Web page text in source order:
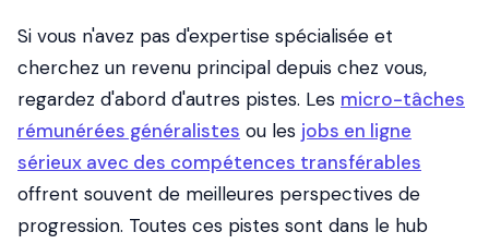
Si vous n'avez pas d'expertise spécialisée et
cherchez un revenu principal depuis chez vous,
regardez d'abord d'autres pistes. Les micro-tâches
rémunérées généralistes ou les jobs en ligne
sérieux avec des compétences transférables
offrent souvent de meilleures perspectives de
progression. Toutes ces pistes sont dans le hub